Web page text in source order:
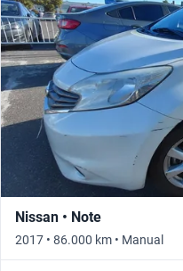
Nissan • Note
2017 • 86.000 km • Manual